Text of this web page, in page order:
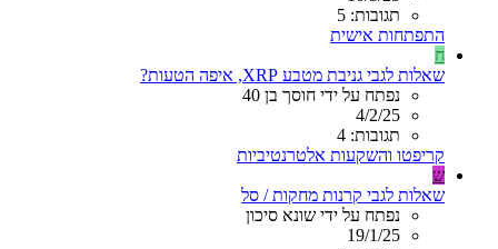
תגובות: 5
התפתחות אישית
ח
שאלות לגבי גניבת מטבע XRP, איפה הטעות?
נפתח על ידי חוסך בן 40
4/2/25
תגובות: 4
קריפטו והשקעות אלטרנטיביות
ש
שאלות לגבי קרנות מחקות / סל
נפתח על ידי שונא סיכון
19/1/25